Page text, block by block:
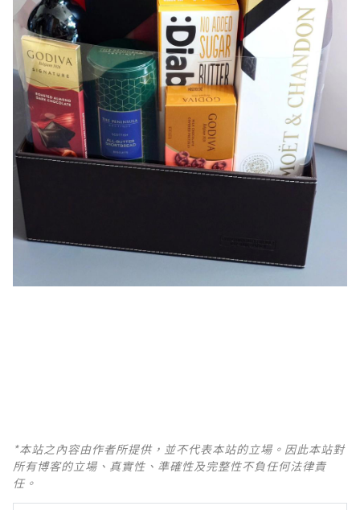
*本站之內容由作者所提供，並不代表本站的立場。因此本站對
所有博客的立場、真實性、準確性及完整性不負任何法律責
任。